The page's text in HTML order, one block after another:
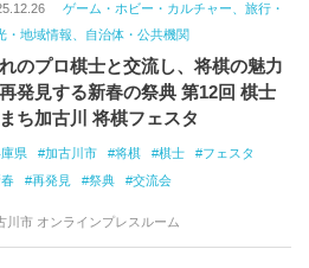
ゲーム・ホビー・カルチャー、旅行・
・地域情報、自治体・公共機関
のプロ棋士と交流し、将棋の魅力
発見する新春の祭典 第12回 棋士
ち加古川 将棋フェスタ
県 加古川市 将棋 棋士
フェスタ
再発見 祭典 交流会
川市 オンラインプレスルーム